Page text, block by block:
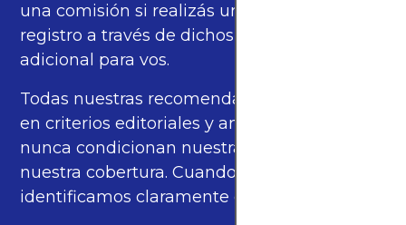
una comisión si realizás una compra o
registro a través de dichos enlaces, sin costo
adicional para vos.
Todas nuestras recomendaciones se basan
en criterios editoriales y análisis propios, y
nunca condicionan nuestras opiniones ni
nuestra cobertura. Cuando corresponde,
identificamos claramente estos enlaces.